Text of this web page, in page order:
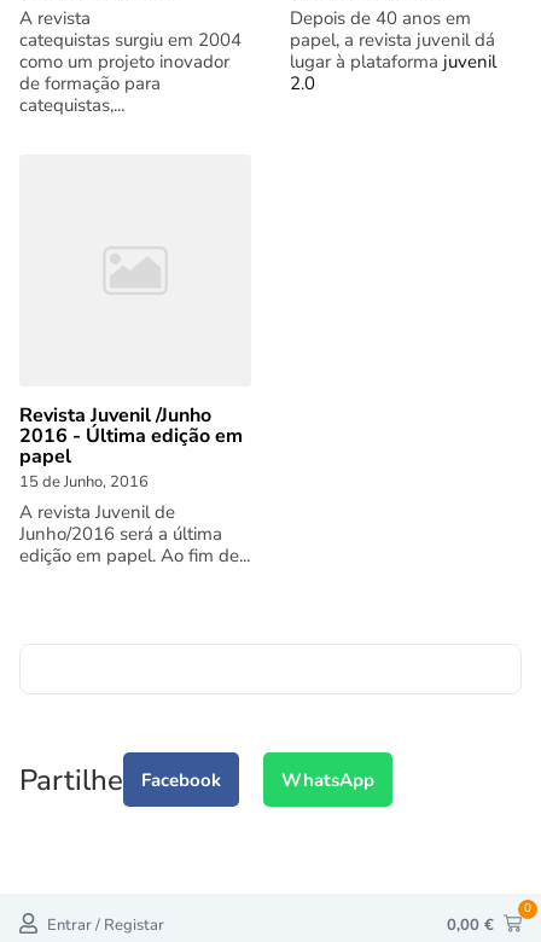
A revista
catequistas surgiu em 2004
como um projeto inovador
de formação para
catequistas,...
Depois de 40 anos em
papel, a revista juvenil dá
lugar à plataforma juvenil
2.0
Revista Juvenil /Junho
2016 - Última edição em
papel
15 de Junho, 2016
A revista Juvenil de
Junho/2016 será a última
edição em papel. Ao fim de...
Partilhe Facebook WhatsApp
Entrar / Registar 0,00 €
0